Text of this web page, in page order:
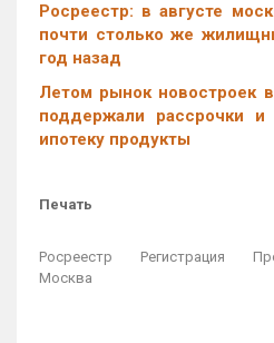
Росреестр: в августе
почти столько же
год назад
Летом рынок новостроек
поддержали рассрочки
ипотеку продукты
Печать
Росреестр Регистрация
Москва